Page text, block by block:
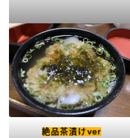
絶品茶漬けver